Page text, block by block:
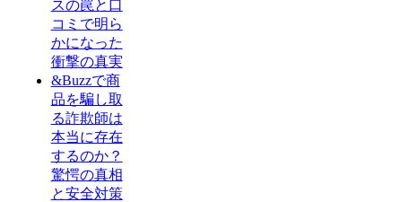
スの罠と口
コミで明ら
かになった
衝撃の真実
&Buzzで商
品を騙し取
る詐欺師は
本当に存在
するのか？
驚愕の真相
と安全対策